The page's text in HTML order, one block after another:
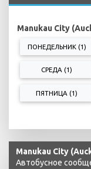
Manukau City
ПОНЕДЕЛЬНИК (1)
СРЕДА (1)
ПЯТНИЦА (1)
Manukau City
Автобусное